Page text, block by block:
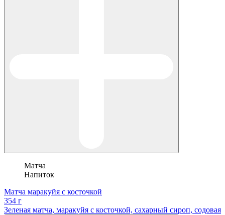
Матча
Напиток
Матча маракуйя с косточкой
354 г
Зеленая матча, маракуйя с косточкой, сахарный сироп, содовая